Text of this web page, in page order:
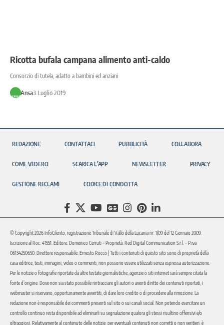
Ricotta bufala campana alimento anti-caldo
Consorzio di tutela, adatto a bambini ed anziani
Ansa3 Luglio 2019
REDAZIONE CONTATTACI PUBBLICITÀ COLLABORA
COME VEDERCI SCARICA L’APP NEWSLETTER PRIVACY
GESTIONE RECLAMI CODICE DI CONDOTTA
© Copyright 2026 InfoCilento, registrazione Tribunale di Vallo della Lucania nr. 1/09 del 12 Gennaio 2009.
Iscrizione al Roc: 41551. Editore: Domenico Cerruti – Proprietà: Red Digital Communication S.r.l. – P.iva
06134250650. Direttore responsabile: Ernesto Rocco | Tutti i contenuti di questo sito sono di proprietà della
casa editrice, testi, immagini, video o commenti, non possono essere utilizzati senza espressa autorizzazione.
Per le notizie o fotografie riportate da altre testate giornalistiche, agenzie o siti internet sarà sempre citata la
fonte d’origine. Dove non sia stato possibile rintracciare gli autori o aventi diritto dei contenuti riportati, i
webmaster si riservano, opportunamente avvertiti, di dare loro credito o di procedere alla rimozione. La
redazione non è responsabile dei commenti presenti sul sito o sui canali social. Non potendo esercitare un
controllo continuo resta disponibile ad eliminarli su segnalazione qualora gli stessi risultino offensivi e/o
oltraggiosi. Relativamente al contenuto delle notizie, per eventuali contenuti non corretti o non veritieri, è